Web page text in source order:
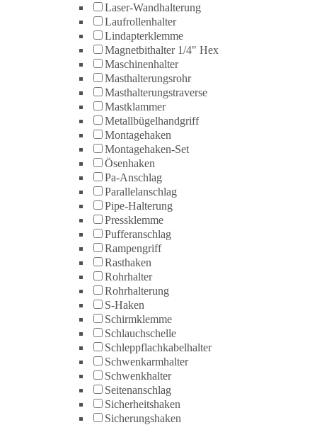
Laser-Wandhalterung
Laufrollenhalter
Lindapterklemme
Magnetbithalter 1/4" Hex
Maschinenhalter
Masthalterungsrohr
Masthalterungstraverse
Mastklammer
Metallbügelhandgriff
Montagehaken
Montagehaken-Set
Ösenhaken
Pa-Anschlag
Parallelanschlag
Pipe-Halterung
Pressklemme
Pufferanschlag
Rampengriff
Rasthaken
Rohrhalter
Rohrhalterung
S-Haken
Schirmklemme
Schlauchschelle
Schleppflachkabelhalter
Schwenkarmhalter
Schwenkhalter
Seitenanschlag
Sicherheitshaken
Sicherungshaken